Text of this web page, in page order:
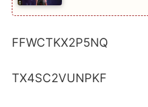
FFWCTKX2P5NQ
TX4SC2VUNPKF